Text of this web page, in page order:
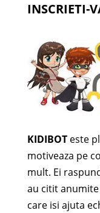
INSCRIETI-
KIDIBOTeste
motiveaza pe
mult. Ei
au citit
care isi ajuta